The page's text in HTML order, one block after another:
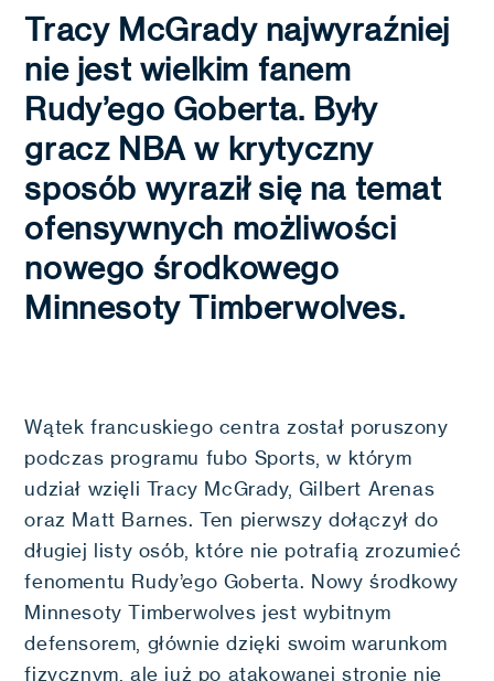
Tracy McGrady najwyraźniej
nie jest wielkim fanem
Rudy’ego Goberta. Były
gracz NBA w krytyczny
sposób wyraził się na temat
ofensywnych możliwości
nowego środkowego
Minnesoty Timberwolves.
Wątek francuskiego centra został poruszony
podczas programu fubo Sports, w którym
udział wzięli Tracy McGrady, Gilbert Arenas
oraz Matt Barnes. Ten pierwszy dołączył do
długiej listy osób, które nie potrafią zrozumieć
fenomentu Rudy’ego Goberta. Nowy środkowy
Minnesoty Timberwolves jest wybitnym
defensorem, głównie dzięki swoim warunkom
fizycznym, ale już po atakowanej stronie nie